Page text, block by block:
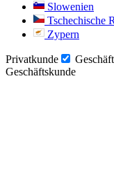
Slowenien
Tschechische
Zypern
Privatkunde
Geschäftskunde